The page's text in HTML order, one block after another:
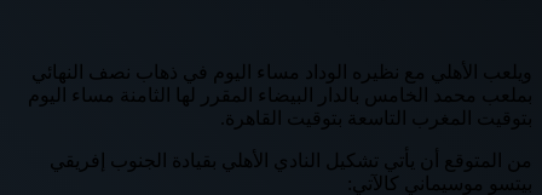
ويلعب الأهلي مع نظيره الوداد مساء اليوم في ذهاب نصف النهائي
بملعب محمد الخامس بالدار البيضاء المقرر لها الثامنة مساء اليوم
بتوقيت المغرب التاسعة بتوقيت القاهرة.
من المتوقع أن يأتي تشكيل النادي الأهلي بقيادة الجنوب إفريقي
بيتسو موسيماني كالآتي: